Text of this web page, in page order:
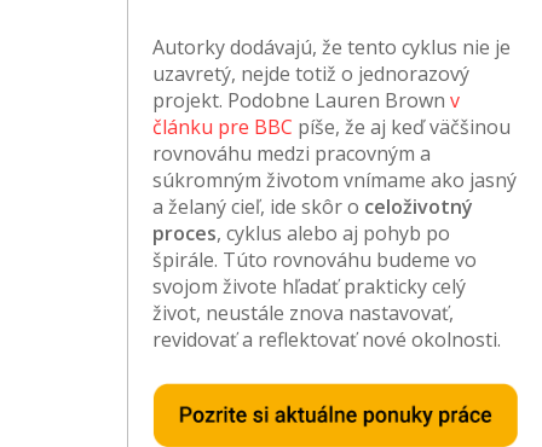
Autorky dodávajú, že tento cyklus nie je
uzavretý, nejde totiž o jednorazový
projekt. Podobne Lauren Brownv
článku pre BBC píše, že aj keď väčšinou
rovnováhu medzi pracovným a
súkromným životom vnímame ako jasný
a želaný cieľ, ide skôr o celoživotný
proces, cyklus alebo aj pohyb po
špirále. Túto rovnováhu budeme vo
svojom živote hľadať prakticky celý
život, neustále znova nastavovať,
revidovať a reflektovať nové okolnosti.